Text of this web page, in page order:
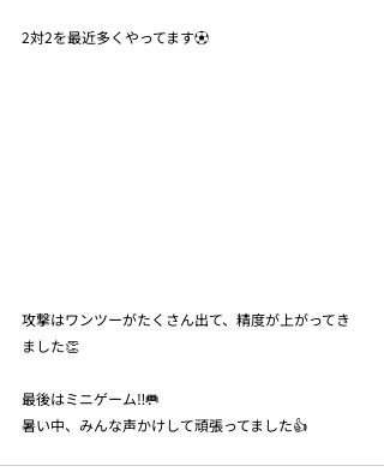
2対2を最近多くやってます⚽️
攻撃はワンツーがたくさん出て、精度が上がってき
ました👏
最後はミニゲーム‼️🥅
暑い中、みんな声かけして頑張ってました👍